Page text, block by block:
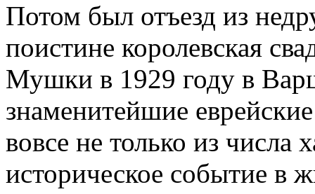
Потом был отъезд из
поистине королевская
Мушки в 1929 году в
знаменитейшие
вовсе не только из числа
историческое событие в